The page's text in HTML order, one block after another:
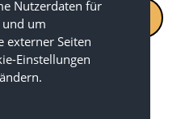
für Lernende
Nutzerdaten für
und um
externer Seiten
Einstellungen